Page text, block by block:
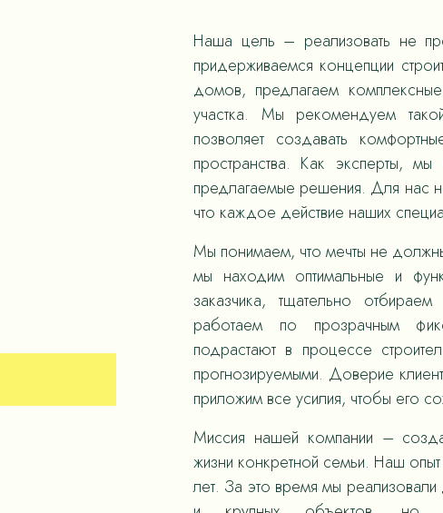
Наша цель – реализовать не
придерживаемся концепции
домов, предлагаем
участка. Мы рекомендуем
позволяет создавать
пространства. Как эксперты,
предлагаемые решения. Для нас
что каждое действие наших
Мы понимаем, что мечты не
мы находим оптимальные и
заказчика, тщательно
работаем по прозрачным
подрастают в процессе
прогнозируемыми. Доверие
приложим все усилия, чтобы его
Миссия нашей компании –
жизни конкретной семьи. Наш
лет. За это время мы